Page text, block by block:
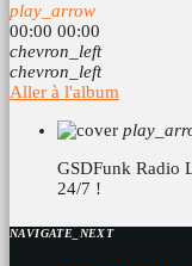
play_arrow
00:00 00:00
chevron_left
chevron_left
Aller à l'album
GSDFunk Radio
24/7 !
NAVIGATE_NEXT